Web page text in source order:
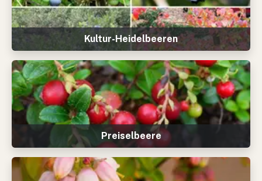
Kultur-Heidelbeeren
Preiselbeere